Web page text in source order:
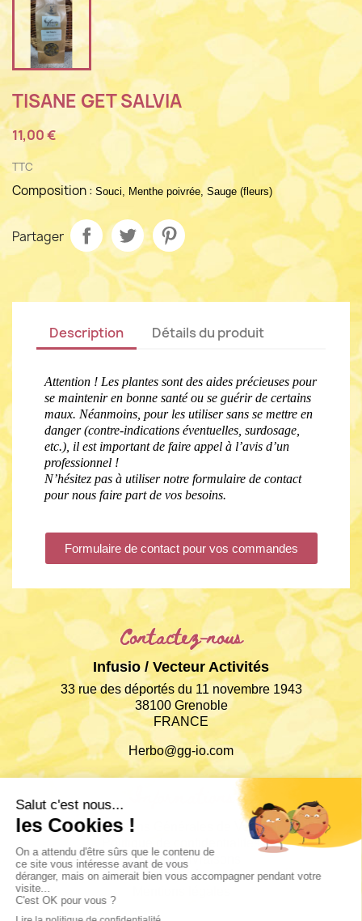
TISANE GET SALVIA
11,00 €
TTC
Composition : Souci, Menthe poivrée, Sauge (fleurs)
Partager
Description Détails du produit
Attention ! Les plantes sont des aides précieuses pour
se maintenir en bonne santé ou se guérir de certains
maux. Néanmoins, pour les utiliser sans se mettre en
danger (contre-indications éventuelles, surdosage,
etc.), il est important de faire appel à l’avis d’un
professionnel !
N’hésitez pas à utiliser notre formulaire de contact
pour nous faire part de vos besoins.
Formulaire de contact pour vos commandes
Contactez-nous
Infusio / Vecteur Activités
33 rue des déportés du 11 novembre 1943
38100 Grenoble
FRANCE
Herbo@gg-io.com
Conditions Générales de Ventes
Politique de confidentialités
Retours & Livraisons
Paiements sécurisés